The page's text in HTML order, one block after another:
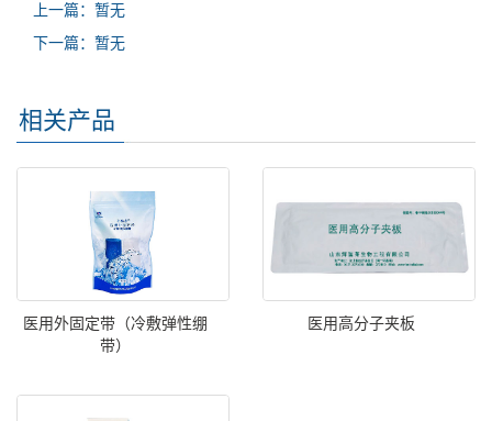
上一篇：暂无
下一篇：暂无
相关产品
医用外固定带（冷敷弹性绷
带）
医用高分子夹板